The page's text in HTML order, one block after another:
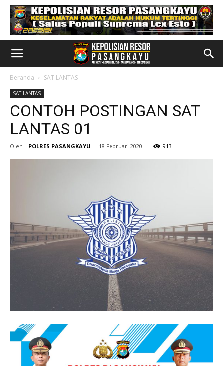
Beranda SAT LANTAS
SAT LANTAS
CONTOH POSTINGAN SAT
LANTAS 01
Oleh : POLRES PASANGKAYU - 18 Februari 2020 913